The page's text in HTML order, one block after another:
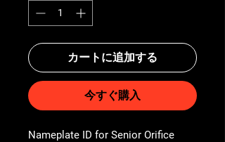
カートに追加する
今すぐ購入
Nameplate ID for Senior Orifice